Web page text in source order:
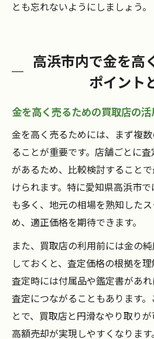
とも忘れないようにしましょう。
高浜市内で金を高
ポイント
金を高く売るための買取店の活
金を高く売るためには、まず複
ることが重要です。店舗ごとに
があるため、比較検討すること
けられます。特に愛知県高浜市
も多く、地元の相場を熟知した
め、適正価格を期待できます。
また、買取店の利用前には金の
しておくと、査定価格の根拠を理
査定時には付属品や鑑定書があ
査定につながることもあります
とで、買取店と円滑なやり取り
高額売却が実現しやすくなります。